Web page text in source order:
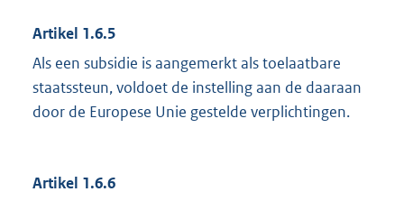
Artikel 1.6.5
Als een subsidie is aangemerkt als toelaatbare
staatssteun, voldoet de instelling aan de daaraan
door de Europese Unie gestelde verplichtingen.
Artikel 1.6.6